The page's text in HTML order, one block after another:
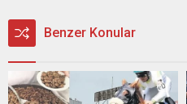
Benzer Konular